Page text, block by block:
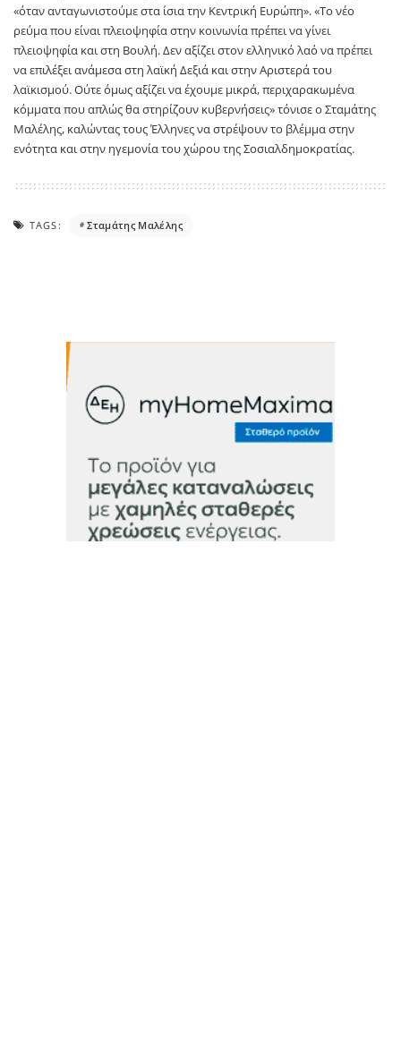
«όταν ανταγωνιστούμε στα ίσια την Κεντρική Ευρώπη». «Το νέο
ρεύμα που είναι πλειοψηφία στην κοινωνία πρέπει να γίνει
πλειοψηφία και στη Βουλή. Δεν αξίζει στον ελληνικό λαό να πρέπει
να επιλέξει ανάμεσα στη λαϊκή Δεξιά και στην Αριστερά του
λαϊκισμού. Ούτε όμως αξίζει να έχουμε μικρά, περιχαρακωμένα
κόμματα που απλώς θα στηρίζουν κυβερνήσεις» τόνισε ο Σταμάτης
Μαλέλης, καλώντας τους Έλληνες να στρέψουν το βλέμμα στην
ενότητα και στην ηγεμονία του χώρου της Σοσιαλδημοκρατίας.
TAGS: Σταμάτης Μαλέλης